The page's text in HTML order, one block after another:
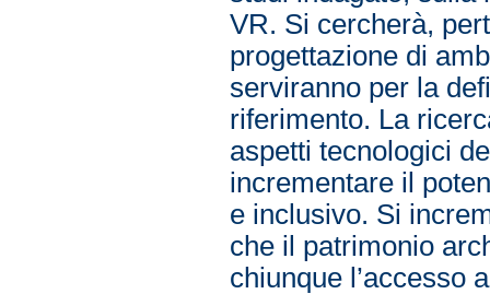
VR. Si cercherà,
progettazione di
serviranno per la
riferimento. La
aspetti tecnologici
incrementare il
e inclusivo. Si
che il patrimonio
chiunque l’accesso